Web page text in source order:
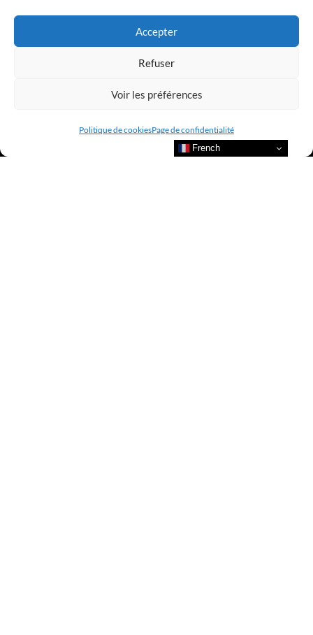
Accepter
Refuser
Voir les préférences
Politique de cookiesPage de confidentialité
French